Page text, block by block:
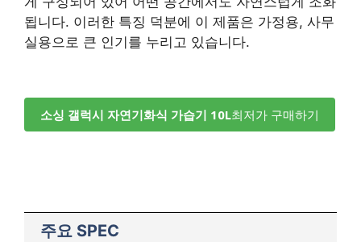
됩니다. 이러한 특징 덕분에 이 제품은 가정용, 사무
실용으로 큰 인기를 누리고 있습니다.
소싱 갤럭시 자연기화식 가습기 10L최저가 구매하기
주요 SPEC